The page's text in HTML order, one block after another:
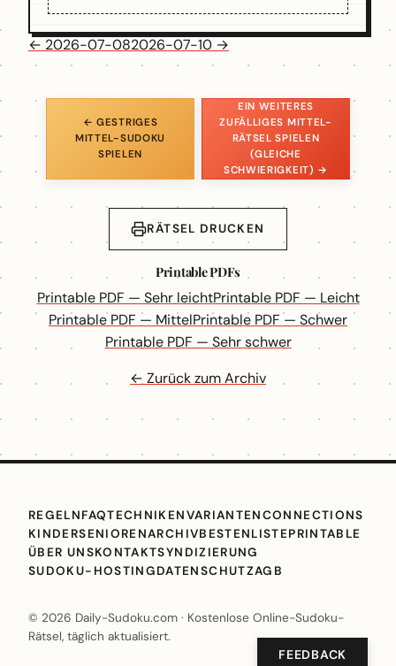
← 2026-07-082026-07-10 →
← GESTRIGES
MITTEL-SUDOKU
SPIELEN
EIN WEITERES
ZUFÄLLIGES MITTEL-
RÄTSEL SPIELEN
(GLEICHE
SCHWIERIGKEIT) →
RÄTSEL DRUCKEN
Printable PDFs
Printable PDF — Sehr leichtPrintable PDF — Leicht
Printable PDF — MittelPrintable PDF — Schwer
Printable PDF — Sehr schwer
← Zurück zum Archiv
REGELNFAQTECHNIKENVARIANTENCONNECTIONS
KINDERSENIORENARCHIVBESTENLISTEPRINTABLE
ÜBER UNSKONTAKTSYNDIZIERUNG
SUDOKU-HOSTINGDATENSCHUTZAGB
© 2026 Daily-Sudoku.com · Kostenlose Online-Sudoku-
Rätsel, täglich aktualisiert.
FEEDBACK